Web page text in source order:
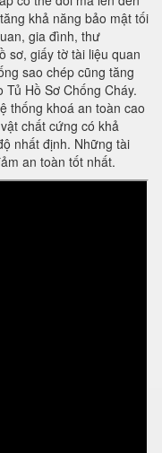
khả năng bảo mật tối
gia đình, thư
sơ, giấy tờ tài liệu quan
sao chép cũng tăng
Hồ Sơ Chống Cháy.
thống khoá an toàn cao
chất cứng có khả
nhất định. Những tài
an toàn tốt nhất.